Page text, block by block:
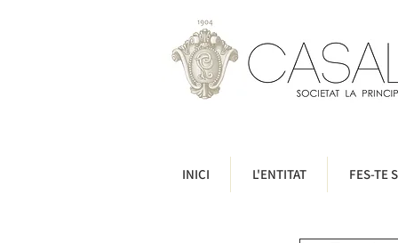
INICI L'ENTITAT FES-TE